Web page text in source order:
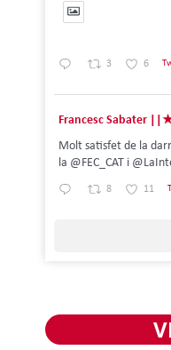
3 6
Francesc Sabater
Molt satisfet de la
la @FEC_CAT i
8 11